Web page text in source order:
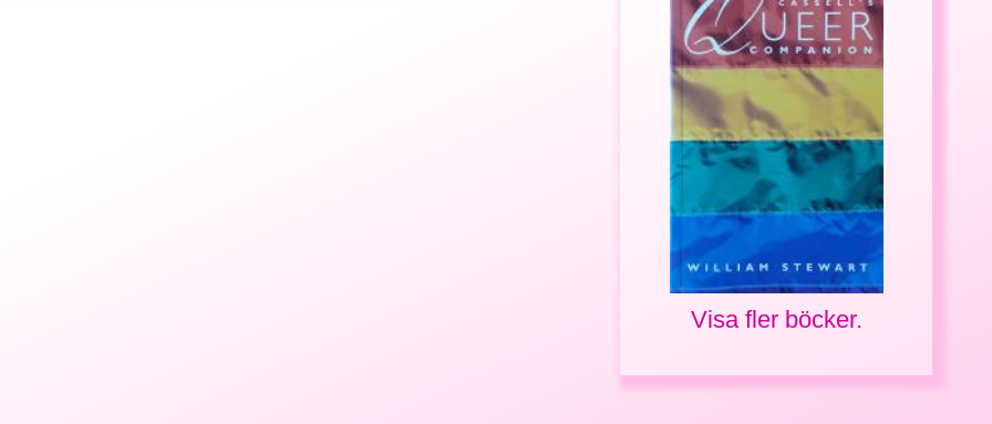
Visa fler böcker.